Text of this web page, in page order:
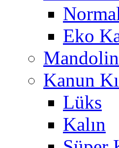
Eko
Mandolin
Kanun
Lüks
Kalın